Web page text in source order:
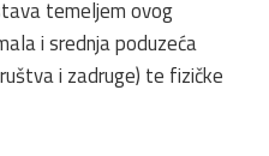
temeljem ovog
i srednja poduzeća
i zadruge) te fizičke